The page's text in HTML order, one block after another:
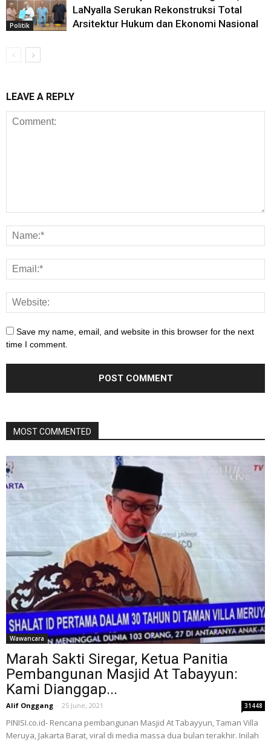
Politik
LaNyalla Serukan Rekonstruksi Total
Arsitektur Hukum dan Ekonomi Nasional
LEAVE A REPLY
Save my name, email, and website in this browser for the next
time I comment.
MOST COMMENTED
Wawancara
Marah Sakti Siregar, Ketua Panitia
Pembangunan Masjid At Tabayyun:
Kami Dianggap...
Alif Onggang - 25 June, 2021 31448
PINISI.co.id- Rencana pembangunan Masjid At Tabayyun, Taman Villa
Meruya, Jakarta Barat, viral di media massa dua bulan terakhir. Inilah